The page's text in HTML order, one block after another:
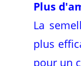
Plus
La
plus
pour un